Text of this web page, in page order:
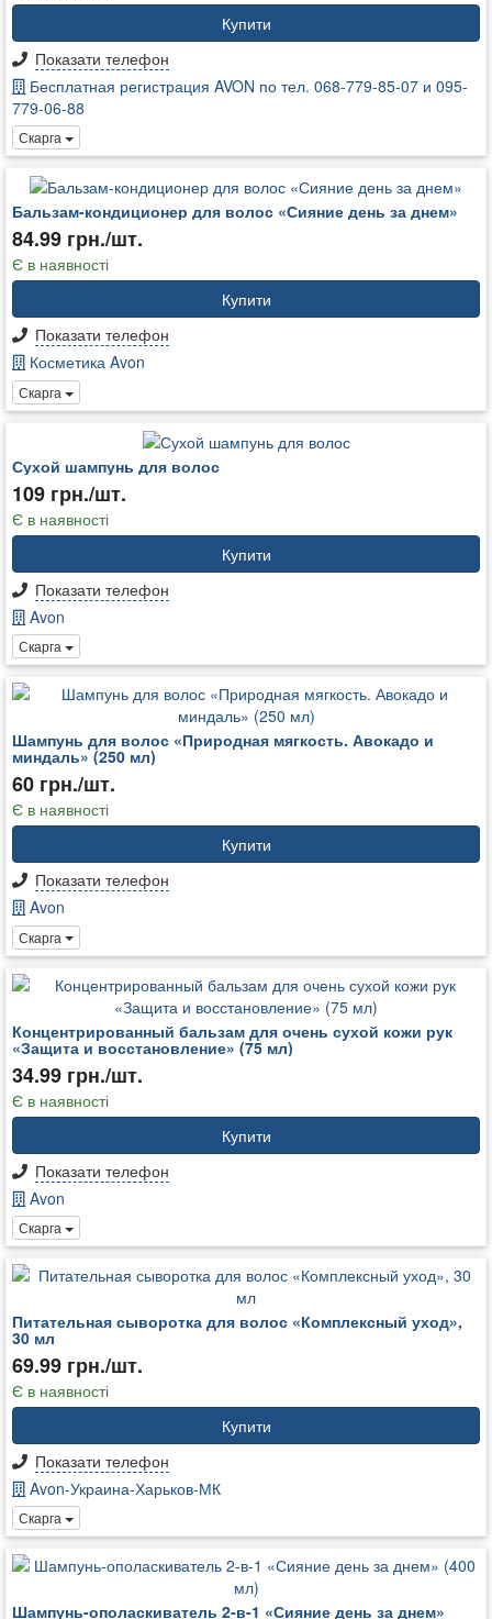
Купити
Показати телефон
Бесплатная регистрация AVON по тел. 068-779-85-07 и 095-
779-06-88
Скарга
Бальзам-кондиционер для волос «Сияние день за днем»
84.99 грн./шт.
Є в наявності
Купити
Показати телефон
Косметика Avon
Скарга
Сухой шампунь для волос
109 грн./шт.
Є в наявності
Купити
Показати телефон
Avon
Скарга
Шампунь для волос «Природная мягкость. Авокадо и
миндаль» (250 мл)
60 грн./шт.
Є в наявності
Купити
Показати телефон
Avon
Скарга
Концентрированный бальзам для очень сухой кожи рук
«Защита и восстановление» (75 мл)
34.99 грн./шт.
Є в наявності
Купити
Показати телефон
Avon
Скарга
Питательная сыворотка для волос «Комплексный уход»,
30 мл
69.99 грн./шт.
Є в наявності
Купити
Показати телефон
Avon-Украина-Харьков-МК
Скарга
Шампунь-ополаскиватель 2-в-1 «Сияние день за днем»